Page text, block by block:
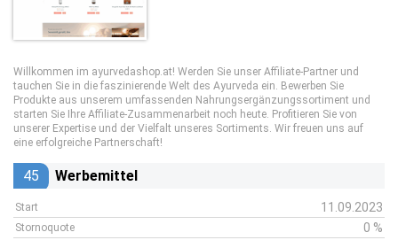
Willkommen im ayurvedashop.at! Werden Sie unser Affiliate-Partner und
tauchen Sie in die faszinierende Welt des Ayurveda ein. Bewerben Sie
Produkte aus unserem umfassenden Nahrungsergänzungssortiment und
starten Sie Ihre Affiliate-Zusammenarbeit noch heute. Profitieren Sie von
unserer Expertise und der Vielfalt unseres Sortiments. Wir freuen uns auf
eine erfolgreiche Partnerschaft!
45 Werbemittel
Start 11.09.2023
Stornoquote 0 %